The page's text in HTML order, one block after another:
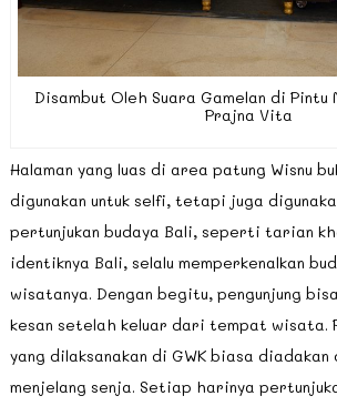
Disambut Oleh Suara Gamelan di Pintu
Prajna Vita
Halaman yang luas di area patung Wisnu
digunakan untuk selfi, tetapi juga
pertunjukan budaya Bali, seperti tarian
identiknya Bali, selalu memperkenalkan
wisatanya. Dengan begitu, pengunjung
kesan setelah keluar dari tempat wisata.
yang dilaksanakan di GWK biasa
menjelang senja. Setiap harinya